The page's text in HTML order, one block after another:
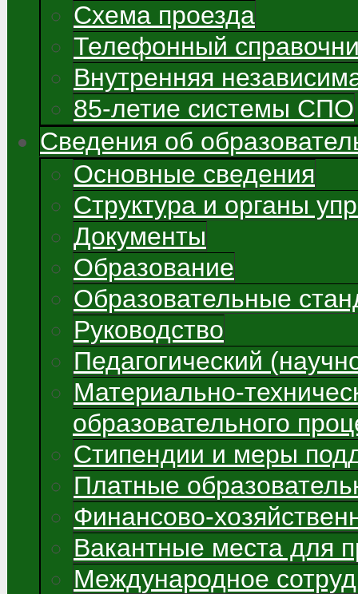
Схема проезда
Телефонный
Внутренняя
85-летие системы СПО
Сведения об
Основные сведения
Структура и органы
Документы
Образование
Образовательные
Руководство
Педагогический
Материально-
образовательного
Стипендии и меры
Платные
Финансово-
Вакантные места для
Международное